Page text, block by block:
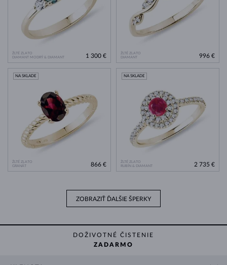
ŽLTÉ ZLATO
DIAMANT MODRÝ & DIAMANT
1 300 €
ŽLTÉ ZLATO
DIAMANT
996 €
ŽLTÉ ZLATO
GRANÁT
NA SKLADE
866 €
ŽLTÉ ZLATO
RUBÍN & DIAMANT
NA SKLADE
2 735 €
ZOBRAZIŤ ĎALŠIE ŠPERKY
DOŽIVOTNÉ ČISTENIE
ZADARMO